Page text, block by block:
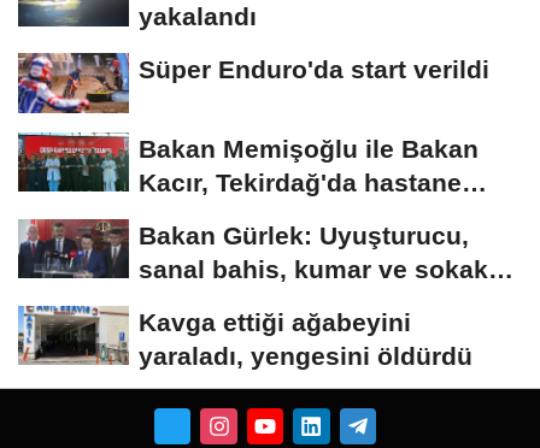
yakalandı
Süper Enduro'da start verildi
Bakan Memişoğlu ile Bakan
Kacır, Tekirdağ'da hastane
Bakan Gürlek: Uyuşturucu,
sanal bahis, kumar ve sokak
Kavga ettiği ağabeyini
yaraladı, yengesini öldürdü